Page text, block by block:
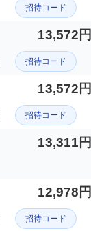
招待コード
13,572円
招待コード
13,572円
招待コード
13,311円
12,978円
招待コード